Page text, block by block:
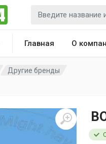
Главная О
Другие бренды